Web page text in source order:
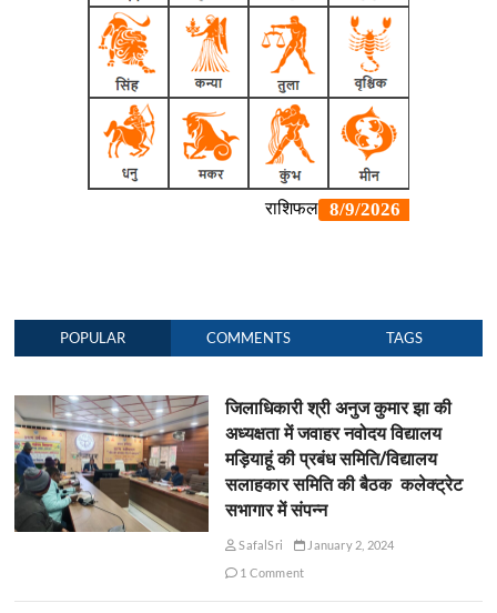
POPULAR COMMENTS TAGS
जिलाधिकारी श्री अनुज कुमार झा की
अध्यक्षता में जवाहर नवोदय विद्यालय
मड़ियाहूं की प्रबंध समिति/विद्यालय
सलाहकार समिति की बैठक कलेक्ट्रेट
सभागार में संपन्न
SafalSri
January 2, 2024
1 Comment